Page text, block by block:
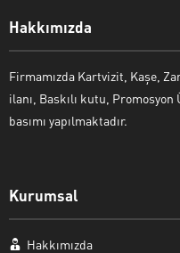
Hakkımızda
Firmamızda Kartvizit, Kaşe,
ilanı, Baskılı kutu,
basımı yapılmaktadır.
Kurumsal
Hakkımızda